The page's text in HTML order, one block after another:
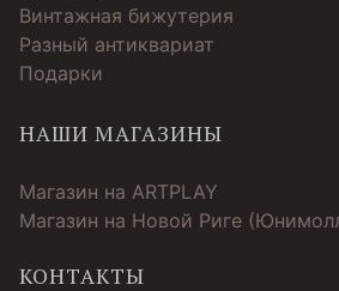
Винтажная бижутерия
Разный антиквариат
Подарки
НАШИ МАГАЗИНЫ
Магазин на ARTPLAY
Магазин на Новой Риге
КОНТАКТЫ